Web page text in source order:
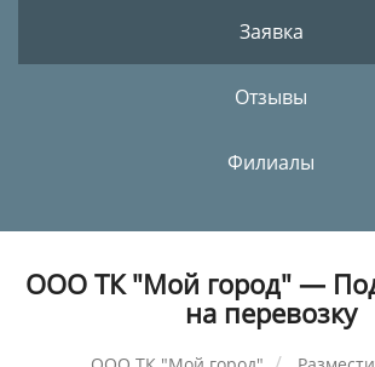
Заявка
Отзывы
Филиалы
ООО ТК "Мой город" —
на перевозку